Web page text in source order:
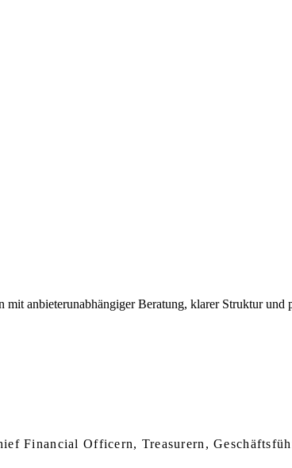
anbieterunabhängiger Beratung, klarer Struktur und
Financial Officern, Treasurern,